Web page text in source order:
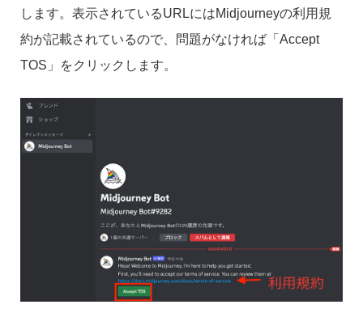
します。表示されているURLにはMidjourneyの利用規
約が記載されているので、問題がなければ「Accept
TOS」をクリックします。